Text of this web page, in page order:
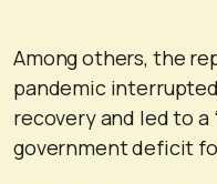
Among others, the
pandemic
recovery and led to a
government deficit